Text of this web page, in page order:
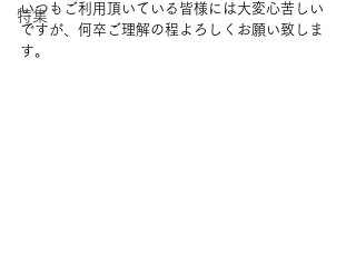
特集
いつもご利用頂いている皆様には大変心苦しい
ですが、何卒ご理解の程よろしくお願い致しま
す。